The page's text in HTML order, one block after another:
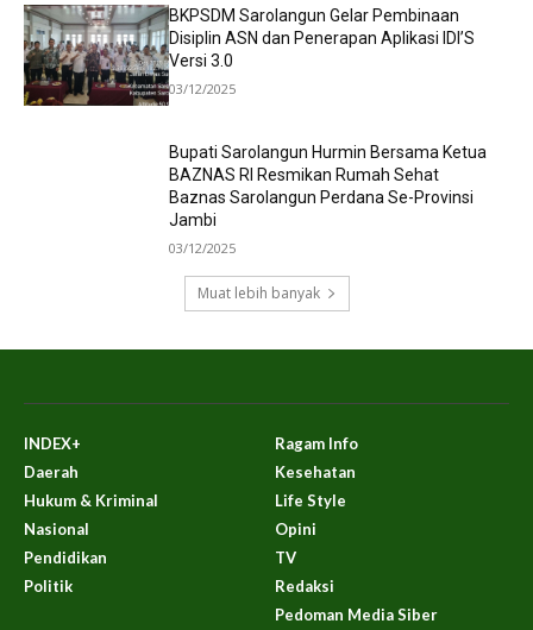
BKPSDM Sarolangun Gelar Pembinaan
Disiplin ASN dan Penerapan Aplikasi IDI’S
Versi 3.0
03/12/2025
Bupati Sarolangun Hurmin Bersama Ketua
BAZNAS RI Resmikan Rumah Sehat
Baznas Sarolangun Perdana Se-Provinsi
Jambi
03/12/2025
Muat lebih banyak
INDEX+
Daerah
Hukum & Kriminal
Nasional
Pendidikan
Politik
Ragam Info
Kesehatan
Life Style
Opini
TV
Redaksi
Pedoman Media Siber